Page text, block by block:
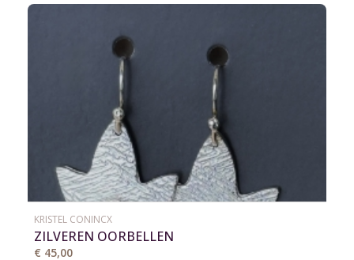
KRISTEL CONINCX
ZILVEREN OORBELLEN
€ 45,00